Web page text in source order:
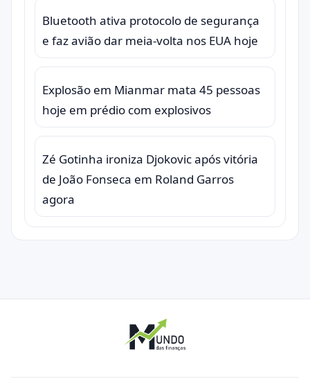
Bluetooth ativa protocolo de segurança
e faz avião dar meia-volta nos EUA hoje
Explosão em Mianmar mata 45 pessoas
hoje em prédio com explosivos
Zé Gotinha ironiza Djokovic após vitória
de João Fonseca em Roland Garros
agora